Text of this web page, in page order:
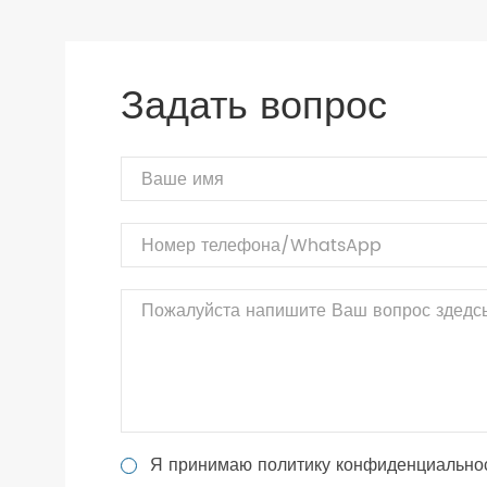
Задать вопрос
Я принимаю политику